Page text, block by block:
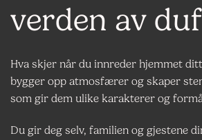
verden av
Hva skjer når du innreder hjemmet
bygger opp atmosfærer og skaper
som gir dem ulike karakterer og
Du gir deg selv, familien og gjestene